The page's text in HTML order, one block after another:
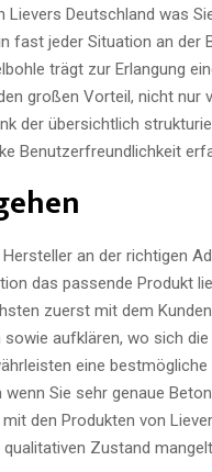
Deutschland was
fast jeder Situation an der
trägt zur Erlangung
großen Vorteil, nicht nur
der übersichtlich
Benutzerfreundlichkeit
an der richtigen
das passende Produkt
zuerst mit dem
aufklären, wo sich
eine bestmögliche
Sie sehr genaue
den Produkten von
Zustand mangelt.